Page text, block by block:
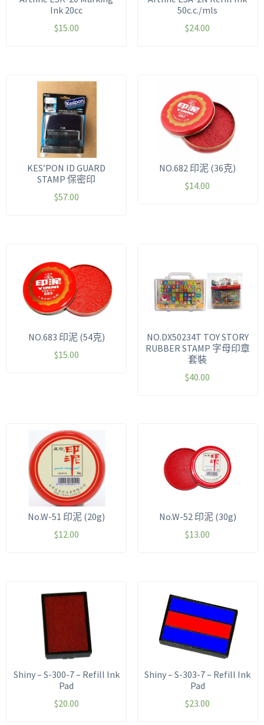
Ink 20cc
$15.00
50c.c./mls
$24.00
KES’PON ID GUARD
STAMP 保密印
$57.00
NO.682 印泥 (36克)
$14.00
NO.683 印泥 (54克)
$15.00
NO.DX50234T TOY STORY
RUBBER STAMP 字母印章
套裝
$40.00
No.W-51 印泥 (20g)
$12.00
No.W-52 印泥 (30g)
$13.00
Shiny – S-300-7 – Refill Ink
Pad
$20.00
Shiny – S-303-7 – Refill Ink
Pad
$23.00